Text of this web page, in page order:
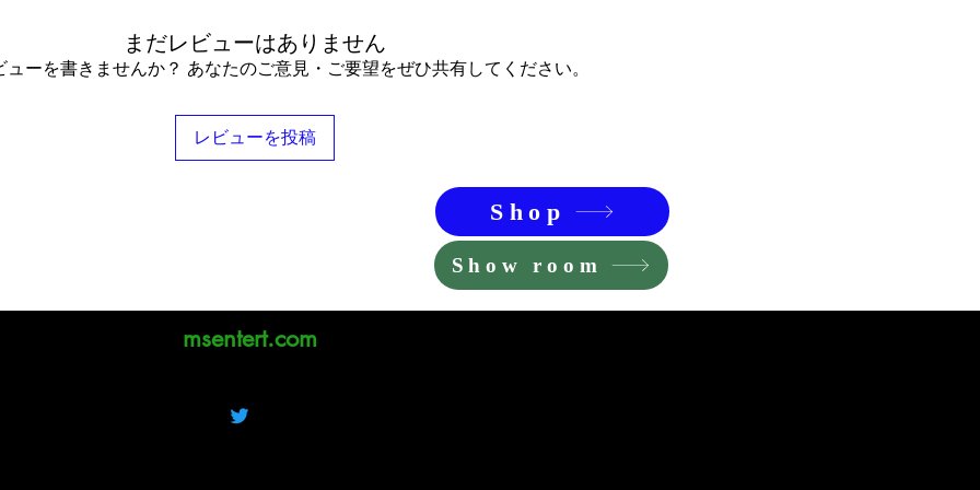
まだレビューはありません
ューを書きませんか？ あなたのご意見・ご要望をぜひ共有してください。
レビューを投稿
Shop
Show room
msentert.com